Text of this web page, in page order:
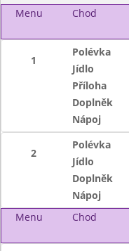
Menu Chod
1
Polévka
Jídlo
Příloha
Doplněk
Nápoj
2
Polévka
Jídlo
Doplněk
Nápoj
Menu
Chod